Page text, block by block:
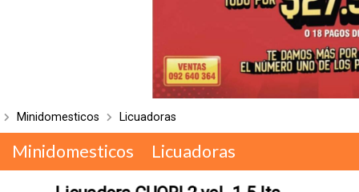
Minidomesticos Licuadoras
Minidomesticos Licuadoras